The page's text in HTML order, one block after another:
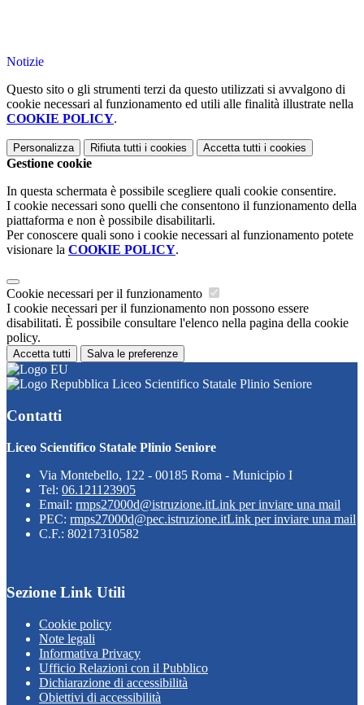
Notizie
Questo sito o gli strumenti terzi da questo utilizzati si avvalgono di
cookie necessari al funzionamento ed utili alle finalità illustrate nella
COOKIE POLICY.
Personalizza Rifiuta tutti i cookies Accetta tutti i cookies
Gestione cookie
In questa schermata è possibile scegliere quali cookie consentire.
I cookie necessari sono quelli che consentono il funzionamento della
piattaforma e non è possibile disabilitarli.
Per conoscere quali sono i cookie necessari al funzionamento potete
visionare la COOKIE POLICY.
Cookie necessari per il funzionamento
I cookie necessari per il funzionamento non possono essere
disabilitati. È possibile consultare l'elenco nella pagina della cookie
policy.
Accetta tutti Salva le preferenze
Liceo Scientifico Statale Plinio Seniore
Contatti
Liceo Scientifico Statale Plinio Seniore
Via Montebello, 122 - 00185 Roma - Municipio I
Tel: 06.121123905
Email: rmps27000d@istruzione.itLink per inviare una mail
PEC: rmps27000d@pec.istruzione.itLink per inviare una mail
C.F.: 80217310582
Sezione Link Utili
Cookie policy
Note legali
Informativa Privacy
Ufficio Relazioni con il Pubblico
Dichiarazione di accessibilità
Obiettivi di accessibilità